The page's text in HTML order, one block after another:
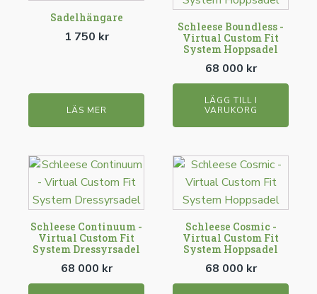
Sadelhängare
1 750 kr
LÄS MER
Schleese Boundless -
Virtual Custom Fit
System Hoppsadel
68 000 kr
LÄGG TILL I
VARUKORG
Schleese Continuum -
Virtual Custom Fit
System Dressyrsadel
68 000 kr
Schleese Cosmic -
Virtual Custom Fit
System Hoppsadel
68 000 kr